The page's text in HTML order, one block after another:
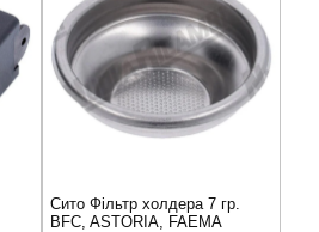
Сито Фільтр холдера 7 гр.
BFC, ASTORIA, FAEMA